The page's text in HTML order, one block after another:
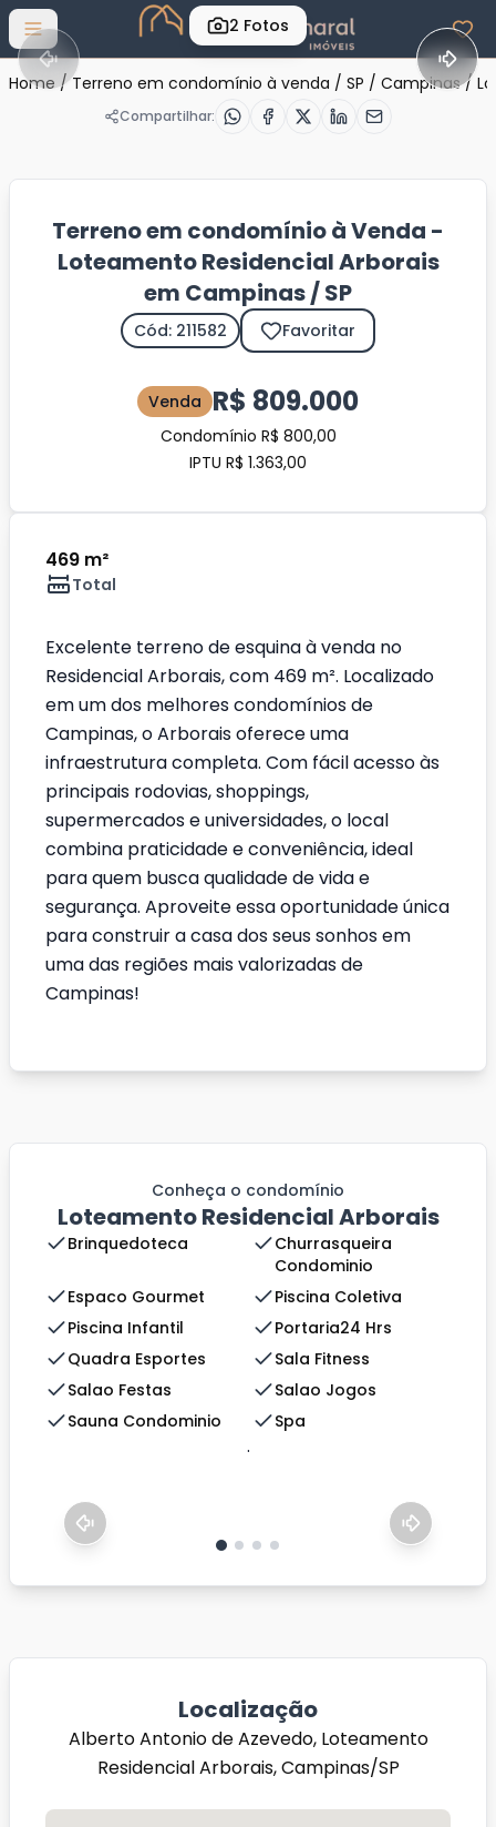
Abrir menu
2 Fotos
Home / Terreno em condomínio à venda / SP / Campinas /
Compartilhar:
Terreno em condomínio à Venda -
Loteamento Residencial Arborais
em Campinas / SP
Cód: 211582 Favoritar
Venda R$ 809.000
Condomínio R$ 800,00
IPTU R$ 1.363,00
469 m²
Total
Excelente terreno de esquina à venda no
Residencial Arborais, com 469 m². Localizado
em um dos melhores condomínios de
Campinas, o Arborais oferece uma
infraestrutura completa. Com fácil acesso às
principais rodovias, shoppings,
supermercados e universidades, o local
combina praticidade e conveniência, ideal
para quem busca qualidade de vida e
segurança. Aproveite essa oportunidade única
para construir a casa dos seus sonhos em
uma das regiões mais valorizadas de
Campinas!
Conheça o condomínio
Loteamento Residencial Arborais
Brinquedoteca
Churrasqueira
Condominio
Espaco Gourmet
Piscina Coletiva
Piscina Infantil
Portaria24 Hrs
Quadra Esportes
Sala Fitness
Salao Festas
Salao Jogos
Sauna Condominio
Spa
.
Localização
Alberto Antonio de Azevedo, Loteamento
Residencial Arborais, Campinas/SP